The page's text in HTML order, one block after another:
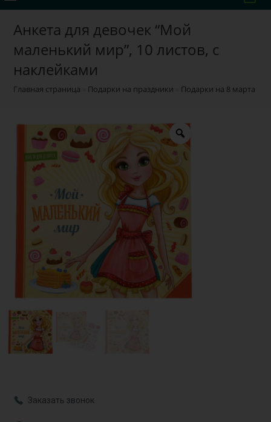
Анкета для девочек “Мой
маленький мир”, 10 листов, с
наклейками
Главная страница Подарки на праздники Подарки на 8 марта
Заказать звонок